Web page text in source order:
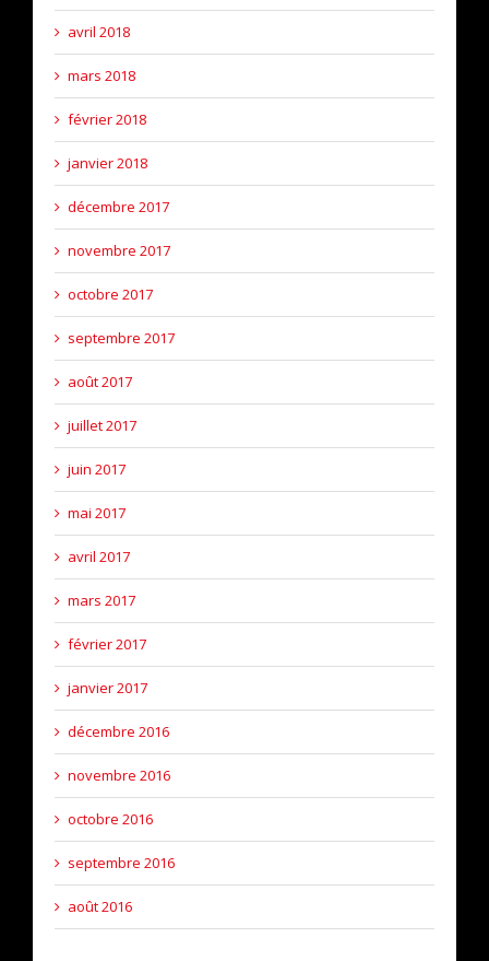
avril 2018
mars 2018
février 2018
janvier 2018
décembre 2017
novembre 2017
octobre 2017
septembre 2017
août 2017
juillet 2017
juin 2017
mai 2017
avril 2017
mars 2017
février 2017
janvier 2017
décembre 2016
novembre 2016
octobre 2016
septembre 2016
août 2016